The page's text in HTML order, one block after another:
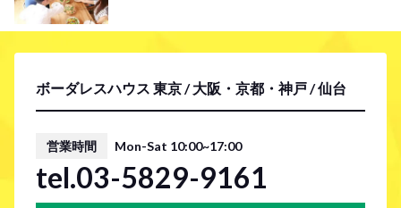
ボーダレスハウス 東京 / 大阪・京都・神戸 / 仙台
営業時間 Mon-Sat 10:00~17:00
tel.03-5829-9161